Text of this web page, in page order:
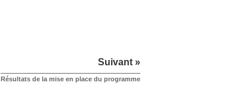
Suivant »
Résultats de la mise en place du programme